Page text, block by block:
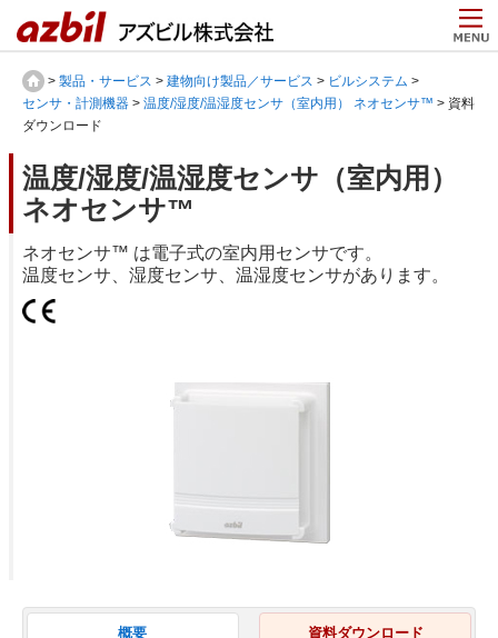
> 製品・サービス > 建物向け製品／サービス > ビルシステム >
センサ・計測機器 > 温度/湿度/温湿度センサ（室内用） ネオセンサ™ > 資料
ダウンロード
温度/湿度/温湿度センサ（室内用）
ネオセンサ™
ネオセンサ™ は電子式の室内用センサです。
温度センサ、湿度センサ、温湿度センサがあります。
概要 資料ダウンロード